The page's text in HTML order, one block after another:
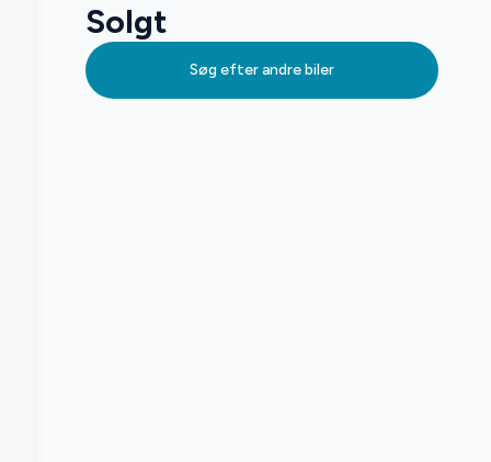
Solgt
Søg efter andre biler